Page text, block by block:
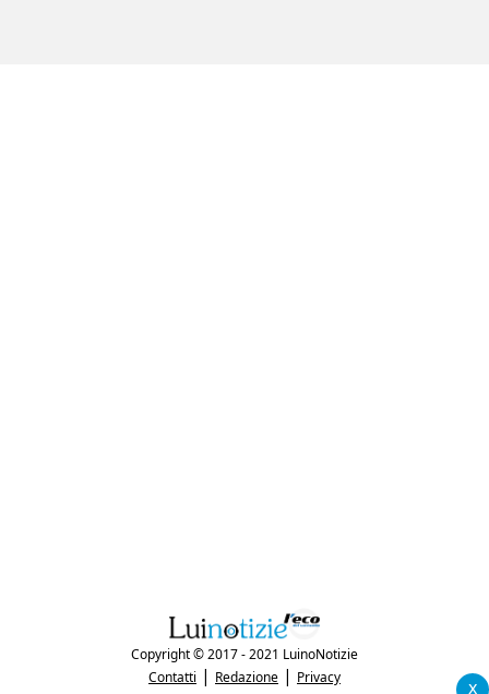
x
Copyright © 2017 - 2021 LuinoNotizie
Contatti | Redazione | Privacy